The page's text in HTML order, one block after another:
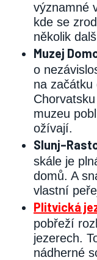
významné
kde se
několik
Muzej
o
na začátku
muzeu
ožívají.
skále je
domů. A
vlastní
Plitvická
pobřeží
jezerech.
nádherné